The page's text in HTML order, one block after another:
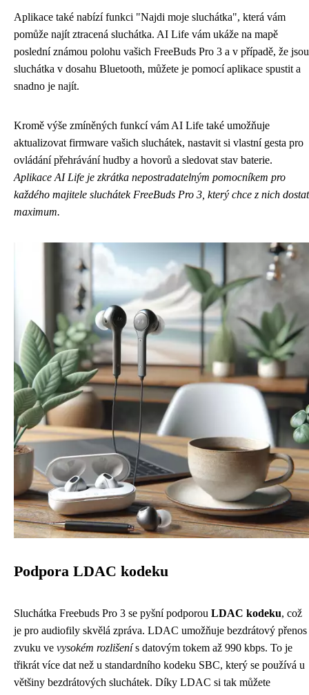
Aplikace také nabízí funkci "Najdi moje sluchátka", která vám
pomůže najít ztracená sluchátka. AI Life vám ukáže na mapě
poslední známou polohu vašich FreeBuds Pro 3 a v případě, že jsou
sluchátka v dosahu Bluetooth, můžete je pomocí aplikace spustit a
snadno je najít.
Kromě výše zmíněných funkcí vám AI Life také umožňuje
aktualizovat firmware vašich sluchátek, nastavit si vlastní gesta pro
ovládání přehrávání hudby a hovorů a sledovat stav baterie.
Aplikace AI Life je zkrátka nepostradatelným pomocníkem pro
každého majitele sluchátek FreeBuds Pro 3, který chce z nich dostat
maximum.
Podpora LDAC kodeku
Sluchátka Freebuds Pro 3 se pyšní podporou LDAC kodeku, což
je pro audiofily skvělá zpráva. LDAC umožňuje bezdrátový přenos
zvuku ve vysokém rozlišenís datovým tokem až 990 kbps. To je
třikrát více dat než u standardního kodeku SBC, který se používá u
většiny bezdrátových sluchátek. Díky LDAC si tak můžete